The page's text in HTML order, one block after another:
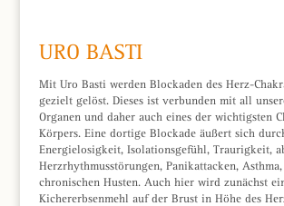
URO BASTI
Mit Uro Basti werden Blockaden des Herz-
gezielt gelöst. Dieses ist verbunden mit all
Organen und daher auch eines der wichtigsten
Körpers. Eine dortige Blockade äußert sich
Energielosigkeit, Isolationsgefühl, Traurigkeit,
Herzrhythmusstörungen, Panikattacken, Asthma,
chronischen Husten. Auch hier wird zunächst
Kichererbsenmehl auf der Brust in Höhe des